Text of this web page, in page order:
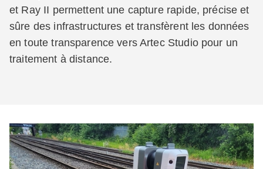
et Ray II permettent une capture rapide, précise et
sûre des infrastructures et transfèrent les données
en toute transparence vers Artec Studio pour un
traitement à distance.